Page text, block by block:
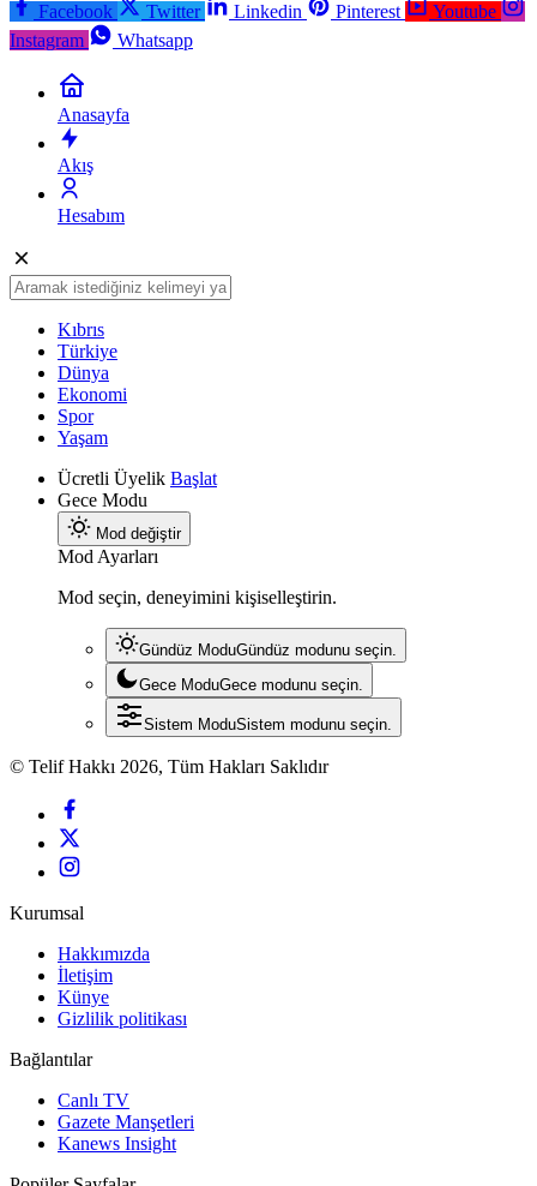
Facebook
Twitter Linkedin Pinterest
Youtube
Instagram
Whatsapp
Anasayfa
Akış
Hesabım
Kıbrıs
Türkiye
Dünya
Ekonomi
Spor
Yaşam
Ücretli Üyelik Başlat
Gece Modu
Mod değiştir
Mod Ayarları
Mod seçin, deneyimini kişiselleştirin.
Gündüz ModuGündüz modunu seçin.
Gece ModuGece modunu seçin.
Sistem ModuSistem modunu seçin.
© Telif Hakkı 2026, Tüm Hakları Saklıdır
Kurumsal
Hakkımızda
İletişim
Künye
Gizlilik politikası
Bağlantılar
Canlı TV
Gazete Manşetleri
Kanews Insight